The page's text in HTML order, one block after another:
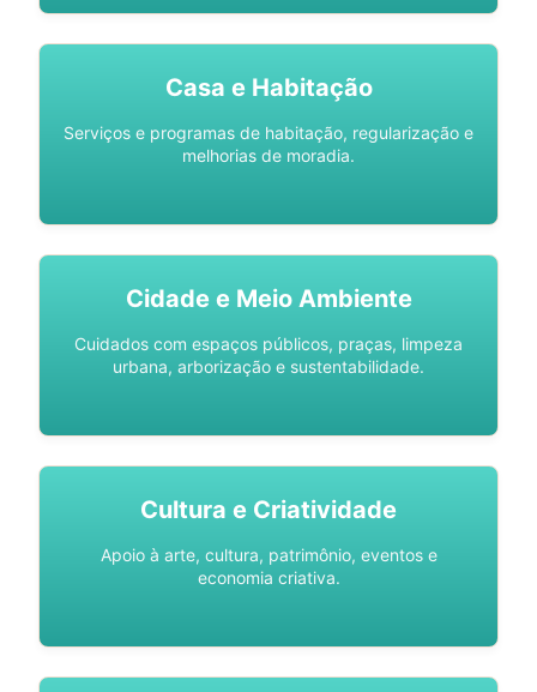
Casa e Habitação
Serviços e programas de habitação, regularização e
melhorias de moradia.
Cidade e Meio Ambiente
Cuidados com espaços públicos, praças, limpeza
urbana, arborização e sustentabilidade.
Cultura e Criatividade
Apoio à arte, cultura, patrimônio, eventos e
economia criativa.